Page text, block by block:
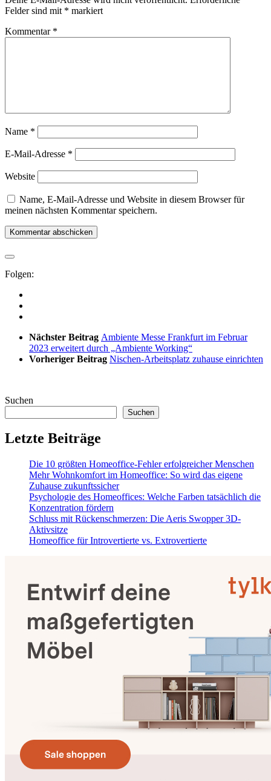
Felder sind mit * markiert
Kommentar *
Name *
E-Mail-Adresse *
Website
Name, E-Mail-Adresse und Website in diesem Browser für
meinen nächsten Kommentar speichern.
Folgen:
Nächster Beitrag Ambiente Messe Frankfurt im Februar
2023 erweitert durch „Ambiente Working“
Vorheriger Beitrag Nischen-Arbeitsplatz zuhause einrichten
Suchen
Suchen
Letzte Beiträge
Die 10 größten Homeoffice-Fehler erfolgreicher Menschen
Mehr Wohnkomfort im Homeoffice: So wird das eigene
Zuhause zukunftssicher
Psychologie des Homeoffices: Welche Farben tatsächlich die
Konzentration fördern
Schluss mit Rückenschmerzen: Die Aeris Swopper 3D-
Aktivsitze
Homeoffice für Introvertierte vs. Extrovertierte